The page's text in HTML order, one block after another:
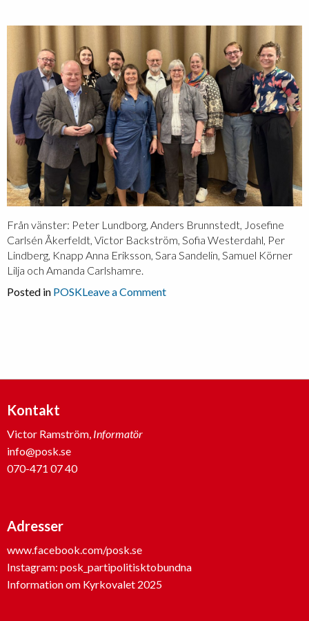
Från vänster: Peter Lundborg, Anders Brunnstedt, Josefine
Carlsén Åkerfeldt, Victor Backström, Sofia Westerdahl, Per
Lindberg, Knapp Anna Eriksson, Sara Sandelin, Samuel Körner
Lilja och Amanda Carlshamre.
Posted in POSKLeave a Commenton
Kontakt
Victor Ramström, Informatör
info@posk.se
070-471 07 40
Adresser
www.facebook.com/posk.se
Instagram: posk_partipolitisktobundna
Information om Kyrkovalet 2025